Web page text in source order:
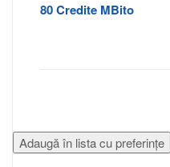
80 Credite MBito
Adaugă în lista cu preferințe